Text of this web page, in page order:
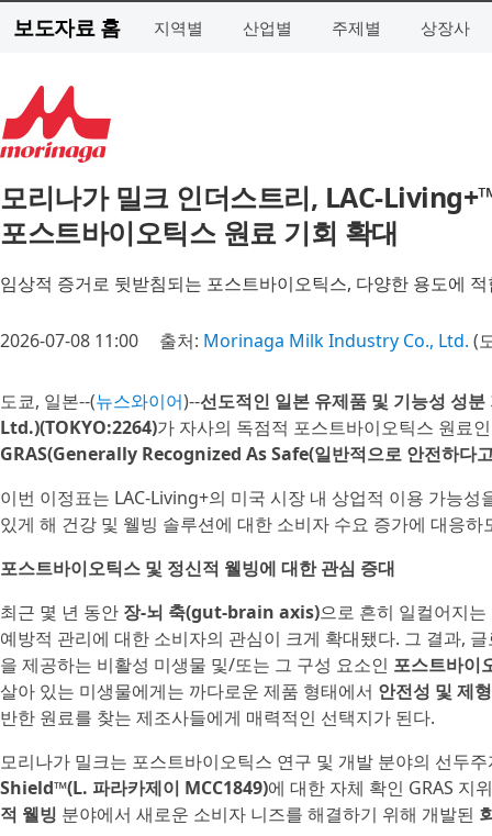
보도자료 홈 지역별 산업별 주제별 상장사
모리나가 밀크 인더스트리, LAC-
포스트바이오틱스 원료 기회 확대
임상적 증거로 뒷받침되는 포스트바이오틱스, 다양한 용도에
2026-07-08 11:00 출처: Morinaga Milk Industry Co., Ltd. (
도쿄, 일본--(뉴스와이어)--선도적인 일본 유제품 및 기능성 성
Ltd.)(TOKYO:2264)가 자사의 독점적 포스트바이오틱스 원료
GRAS(Generally Recognized As Safe(일반적으로 안전하다
이번 이정표는 LAC-Living+의 미국 시장 내 상업적 이용 가능성
있게 해 건강 및 웰빙 솔루션에 대한 소비자 수요 증가에 대응
포스트바이오틱스 및 정신적 웰빙에 대한 관심 증대
최근 몇 년 동안 장-뇌 축(gut-brain axis)으로 흔히 일컬어지
예방적 관리에 대한 소비자의 관심이 크게 확대됐다. 그 결과,
을 제공하는 비활성 미생물 및/또는 그 구성 요소인 포스트바이
살아 있는 미생물에게는 까다로운 제품 형태에서 안전성 및 제
반한 원료를 찾는 제조사들에게 매력적인 선택지가 된다.
모리나가 밀크는 포스트바이오틱스 연구 및 개발 분야의 선두
Shield™(L. 파라카제이 MCC1849)에 대한 자체 확인 GRAS 지
적 웰빙 분야에서 새로운 소비자 니즈를 해결하기 위해 개발된